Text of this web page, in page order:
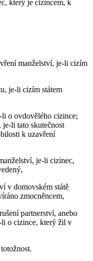
který je cizincem, k
manželství, je-li cizím
je-li cizím státem
o ovdovělého cizince;
je-li tato skutečnost
k uzavření
je-li cizinec,
v domovském státě
zmocněncem,
partnerství, anebo
li o cizince, který žil v